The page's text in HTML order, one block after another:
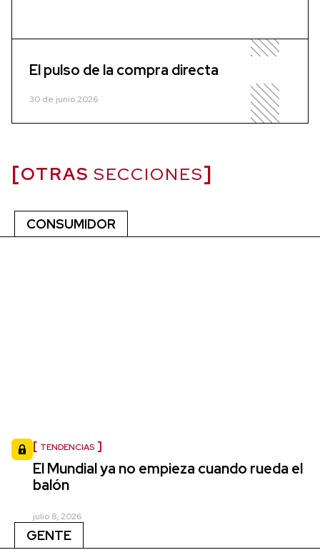
El pulso de la compra directa
30 de junio 2026
OTRAS SECCIONES
CONSUMIDOR
TENDENCIAS
El Mundial ya no empieza cuando rueda el
balón
julio 8, 2026
GENTE